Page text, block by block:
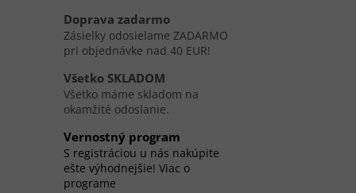
Doprava zadarmo
Zásielky odosielame ZADARMO
pri objednávke nad 40 EUR!
Všetko SKLADOM
Všetko máme skladom na
okamžité odoslanie.
Vernostný program
S registráciou u nás nakúpite
ešte výhodnejšie! Viac o
programe